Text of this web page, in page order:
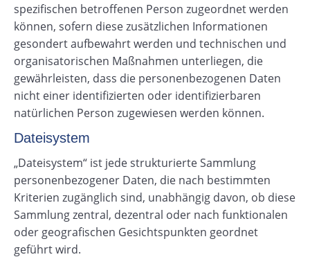
spezifischen betroffenen Person zugeordnet werden
können, sofern diese zusätzlichen Informationen
gesondert aufbewahrt werden und technischen und
organisatorischen Maßnahmen unterliegen, die
gewährleisten, dass die personenbezogenen Daten
nicht einer identifizierten oder identifizierbaren
natürlichen Person zugewiesen werden können.
Dateisystem
„Dateisystem“ ist jede strukturierte Sammlung
personenbezogener Daten, die nach bestimmten
Kriterien zugänglich sind, unabhängig davon, ob diese
Sammlung zentral, dezentral oder nach funktionalen
oder geografischen Gesichtspunkten geordnet
geführt wird.